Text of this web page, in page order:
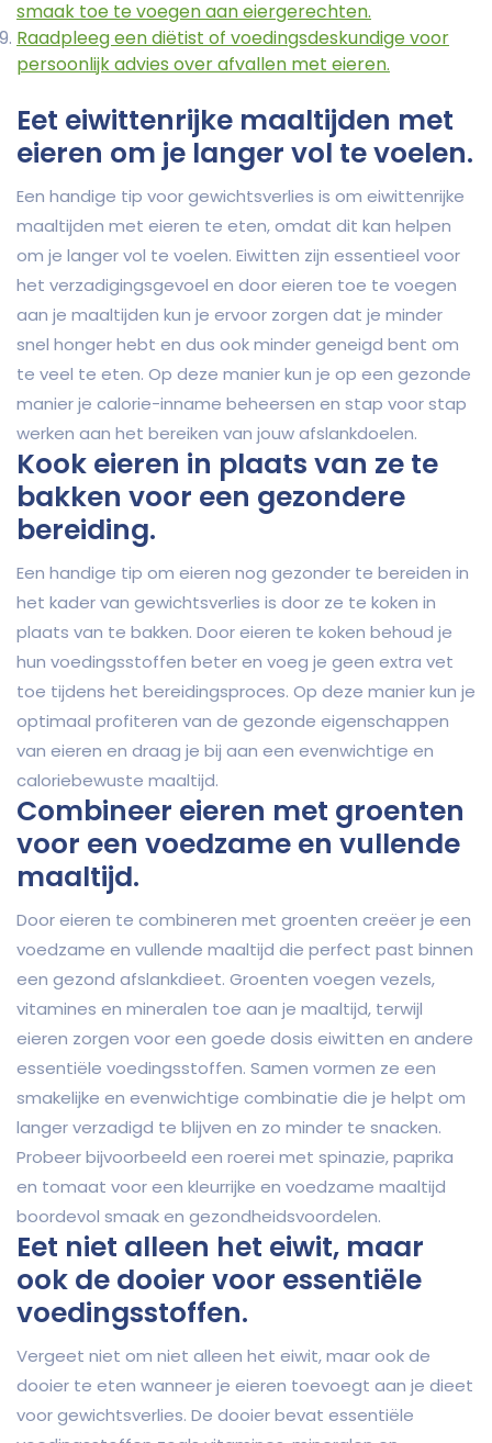
smaak toe te voegen aan eiergerechten.
Raadpleeg een diëtist of voedingsdeskundige voor
persoonlijk advies over afvallen met eieren.
Eet eiwittenrijke maaltijden met
eieren om je langer vol te voelen.
Een handige tip voor gewichtsverlies is om eiwittenrijke
maaltijden met eieren te eten, omdat dit kan helpen
om je langer vol te voelen. Eiwitten zijn essentieel voor
het verzadigingsgevoel en door eieren toe te voegen
aan je maaltijden kun je ervoor zorgen dat je minder
snel honger hebt en dus ook minder geneigd bent om
te veel te eten. Op deze manier kun je op een gezonde
manier je calorie-inname beheersen en stap voor stap
werken aan het bereiken van jouw afslankdoelen.
Kook eieren in plaats van ze te
bakken voor een gezondere
bereiding.
Een handige tip om eieren nog gezonder te bereiden in
het kader van gewichtsverlies is door ze te koken in
plaats van te bakken. Door eieren te koken behoud je
hun voedingsstoffen beter en voeg je geen extra vet
toe tijdens het bereidingsproces. Op deze manier kun je
optimaal profiteren van de gezonde eigenschappen
van eieren en draag je bij aan een evenwichtige en
caloriebewuste maaltijd.
Combineer eieren met groenten
voor een voedzame en vullende
maaltijd.
Door eieren te combineren met groenten creëer je een
voedzame en vullende maaltijd die perfect past binnen
een gezond afslankdieet. Groenten voegen vezels,
vitamines en mineralen toe aan je maaltijd, terwijl
eieren zorgen voor een goede dosis eiwitten en andere
essentiële voedingsstoffen. Samen vormen ze een
smakelijke en evenwichtige combinatie die je helpt om
langer verzadigd te blijven en zo minder te snacken.
Probeer bijvoorbeeld een roerei met spinazie, paprika
en tomaat voor een kleurrijke en voedzame maaltijd
boordevol smaak en gezondheidsvoordelen.
Eet niet alleen het eiwit, maar
ook de dooier voor essentiële
voedingsstoffen.
Vergeet niet om niet alleen het eiwit, maar ook de
dooier te eten wanneer je eieren toevoegt aan je dieet
voor gewichtsverlies. De dooier bevat essentiële